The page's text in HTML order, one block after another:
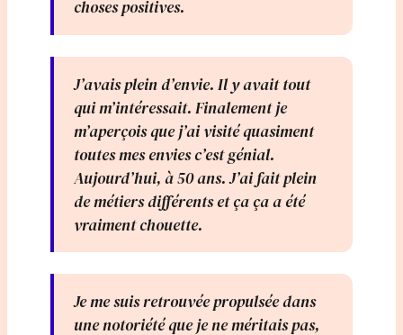
choses positives.
J’avais plein d’envie. Il y avait tout
qui m’intéressait. Finalement je
m’aperçois que j’ai visité quasiment
toutes mes envies c’est génial.
Aujourd’hui, à 50 ans. J’ai fait plein
de métiers différents et ça ça a été
vraiment chouette.
Je me suis retrouvée propulsée dans
une notoriété que je ne méritais pas,